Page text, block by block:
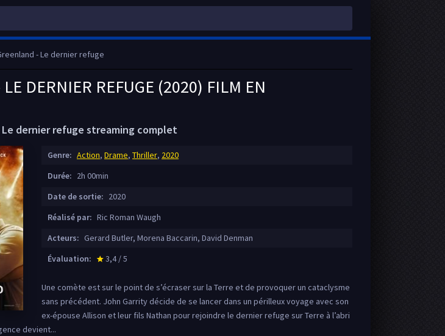
- Le dernier refuge
DERNIER REFUGE (2020) FILM EN
Le dernier refuge streaming complet
Genre: Action, Drame, Thriller, 2020
Durée: 2h 00min
Date de sortie: 2020
Réalisé par: Ric Roman Waugh
Acteurs: Gerard Butler, Morena Baccarin, David Denman
Évaluation:
star_rate
3,4 / 5
Une comète est sur le point de s’écraser sur la Terre et de provoquer un cataclysme
sans précédent. John Garrity décide de se lancer dans un périlleux voyage avec son
ex-épouse Allison et leur fils Nathan pour rejoindre le dernier refuge sur Terre à l’abri
devient...